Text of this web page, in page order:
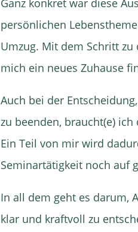
Ganz konkret war diese
persönlichen
Umzug. Mit dem Schritt
mich ein neues Zuhause
Auch bei der
zu beenden, braucht(e)
Ein Teil von mir wird
Seminartätigkeit noch auf
In all dem geht es darum,
klar und kraftvoll zu